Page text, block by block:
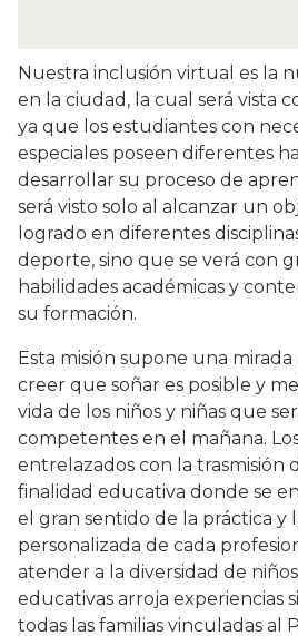
Nuestra inclusión virtual es la
en la ciudad, la cual será vista
ya que los estudiantes con
especiales poseen diferentes
desarrollar su proceso de
será visto solo al alcanzar un
logrado en diferentes
deporte, sino que se verá con
habilidades académicas y
su formación.
Esta misión supone una mirada
creer que soñar es posible y
vida de los niños y niñas que
competentes en el mañana.
entrelazados con la trasmisión
finalidad educativa donde se
el gran sentido de la práctica y
personalizada de cada
atender a la diversidad de
educativas arroja experiencias
todas las familias vinculadas al